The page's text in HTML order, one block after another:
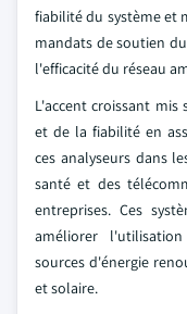
fiabilité du système et
mandats de soutien
l'efficacité du réseau
L'accent croissant
et de la fiabilité en
ces analyseurs dans
santé et des
entreprises. Ces
améliorer
sources d'énergie
et solaire.